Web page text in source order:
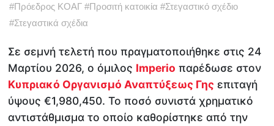
#Πρόεδρος ΚΟΑΓ #Προσιτή κατοικία #Στεγαστικό σχέδιο
#Στεγαστικά σχέδια
Σε σεμνή τελετή που πραγματοποιήθηκε στις 24
Μαρτίου 2026, ο όμιλος Imperio παρέδωσε στον
Κυπριακό Οργανισμό Αναπτύξεως Γης επιταγή
ύψους €1,980,450. Το ποσό συνιστά χρηματικό
αντιστάθμισμα το οποίο καθορίστηκε από την